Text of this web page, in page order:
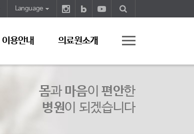
Language
이용안내 의료원소개
몸과 마음이 편안한
병원이 되겠습니다